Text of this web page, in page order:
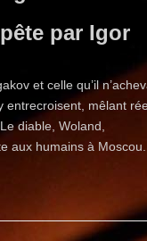
par Igor
et celle qu’il
entrecroisent, mêlant
diable, Woland,
aux humains à Moscou.